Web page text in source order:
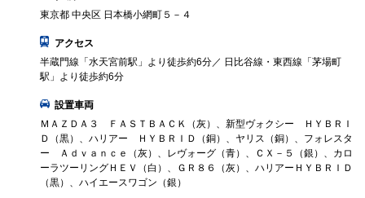
東京都 中央区 日本橋小網町５－４
アクセス
半蔵門線「水天宮前駅」より徒歩約6分／ 日比谷線・東西線「茅場町
駅」より徒歩約6分
設置車両
ＭＡＺＤＡ３ ＦＡＳＴＢＡＣＫ（灰）、新型ヴォクシー ＨＹＢＲＩ
Ｄ（黒）、ハリアー ＨＹＢＲＩＤ（銅）、ヤリス（銅）、フォレスタ
ー Ａｄｖａｎｃｅ（灰）、レヴォーグ（青）、ＣＸ－５（銀）、カロ
ーラツーリングＨＥＶ（白）、ＧＲ８６（灰）、ハリアーＨＹＢＲＩＤ
（黒）、ハイエースワゴン（銀）